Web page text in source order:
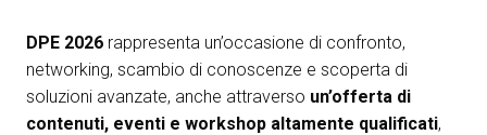
DPE 2026 rappresenta un’occasione di confronto,
networking, scambio di conoscenze e scoperta di
soluzioni avanzate, anche attraverso un’offerta di
contenuti, eventi e workshop altamente qualificati,